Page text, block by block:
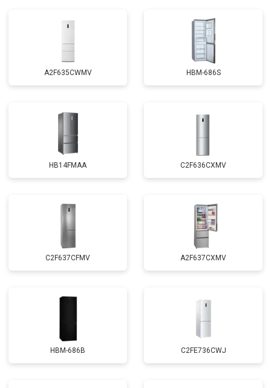
A2F635CWMV HBM-686S
HB14FMAA C2F636CXMV
C2F637CFMV A2F637CXMV
HBM-686B C2FE736CWJ